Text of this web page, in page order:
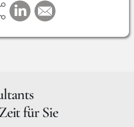
für Sie